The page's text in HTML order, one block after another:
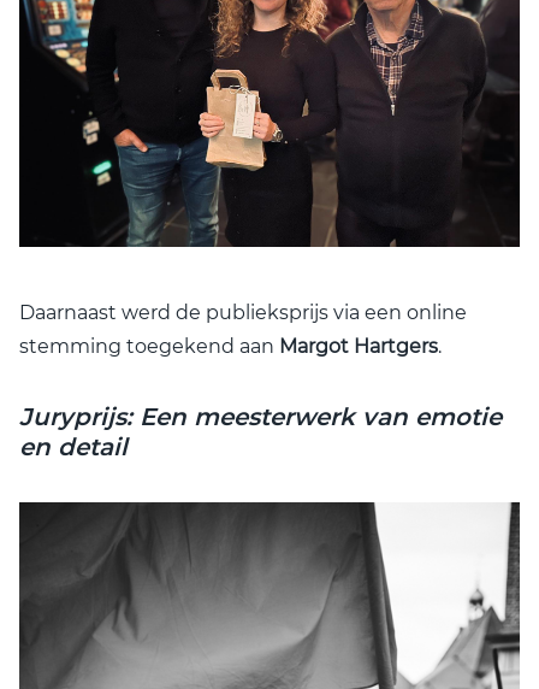
Daarnaast werd de publieksprijs via een online
stemming toegekend aan Margot Hartgers.
Juryprijs: Een meesterwerk van emotie
en detail